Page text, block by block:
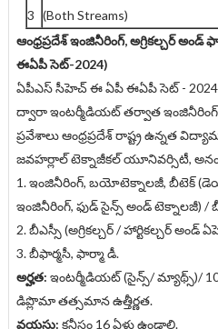
3 (Both Streams)
ఆంధ్రప్రదేశ్ ఇంజినీరింగ్, అగ్రికల్చర్ అండ్
ఈఏపీ సెట్-2024)
ఏపీఎస్ సీహెచ్ ఈ ఏపీ ఈఏపీ సెట్ -
ద్వారా ఇంటర్మీడియట్ తర్వాత ఇంజినీరింగ్,
ప్రవేశాలు ఆంధ్రప్రదేశ్ రాష్ట్ర ఉన్నత
జవహర్లాల్ టెక్నాజీకల్ యూనివర్సిటీ,
1. ఇంజినీరింగ్, బయోటెక్నాలజీ, బీటెక్
ఇంజినీరింగ్, ఫుడ్ సైన్స్ అండ్ టెక్నాలజీ) /
2. బీఎస్సీ (అగ్రికల్చర్ / హార్టికల్చర్ అండ్
3. బీఫార్మసీ, ఫార్మా డీ.
అర్హత: ఇంటర్మీడియట్ (సైన్స్/ మ్యాథ్స్)/
డిప్లొమా తత్సమాన ఉత్తీర్ణత.
వయసు: కనీసం 16 ఏళ్లు ఉండాలి.